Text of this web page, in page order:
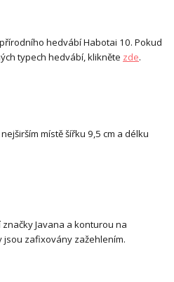
hedvábí Habotai 10. Pokud
typech hedvábí, klikněte zde.
místě šířku 9,5 cm a délku
Javana a konturou na
zafixovány zažehlením.